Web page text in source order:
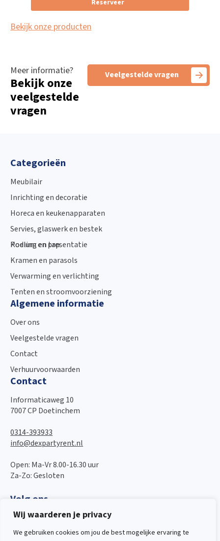
Wij waarderen je privacy
We gebruiken cookies om jou de best mogelijke ervaring te
Reserveer
Bekijk onze producten
Meer informatie?
Bekijk onze
veelgestelde
vragen
Veelgestelde vragen
Categorieën
Meubilair
Inrichting en decoratie
Horeca en keukenapparaten
Servies, glaswerk en bestek
Koeling en tap
Podium en presentatie
Kramen en parasols
Verwarming en verlichting
Tenten en stroomvoorziening
Algemene informatie
Over ons
Veelgestelde vragen
Contact
Verhuurvoorwaarden
Contact
Informaticaweg 10
7007 CP Doetinchem
0314-393933
info@dexpartyrent.nl
Open: Ma-Vr 8.00-16.30 uur
Za-Zo: Gesloten
Volg ons